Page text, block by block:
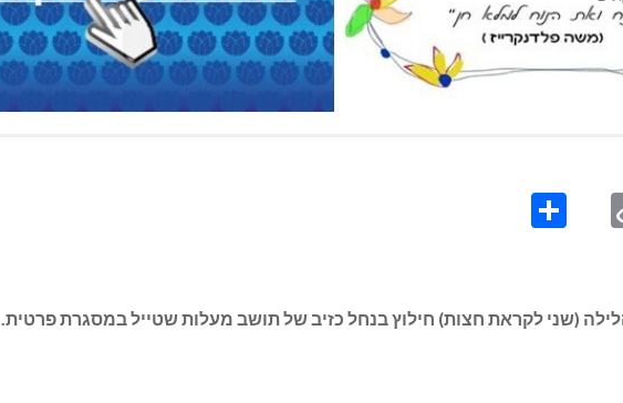
Copy
(שני לקראת חצות) חילוץ בנחל כזיב של תושב מעלות שטייל במסגרת פרטית.